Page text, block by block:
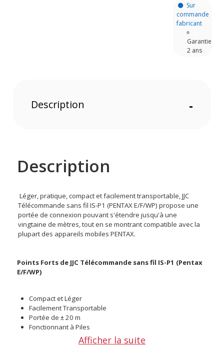
Sur
commande
fabricant
Garantie
2 ans
Description -
Description
Léger, pratique, compact et facilement transportable, JJC
Télécommande sans fil IS-P1 (PENTAX E/F/WP) propose une
portée de connexion pouvant s'étendre jusqu'à une
vingtaine de mètres, tout en se montrant compatible avec la
plupart des appareils mobiles PENTAX.
Points Forts de JJC Télécommande sans fil IS-P1 (Pentax
E/F/WP)
Compact et Léger
Facilement Transportable
Portée de ± 20 m
Fonctionnant à Piles
Afficher la suite